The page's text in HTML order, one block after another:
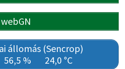
webGN
állomás (Sencrop)
56,5 % 24,0 °C